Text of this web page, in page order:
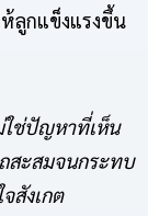
ลูกแข็งแรงขึ้น
ช่ปัญหาที่เห็น
สะสมจนกระทบ
สังเกต